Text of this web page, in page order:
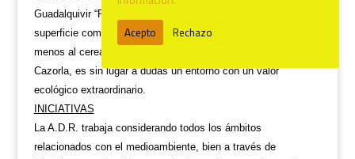
Guadalquivir “Puente de la Cerrada” y con una amplia
superficie comarcal dedicada al cultivo del olivar (cada vez
menos al cereal y otros cultivos), la Comarca de la Sierra de
Cazorla, es sin lugar a dudas un entorno con un valor
ecológico extraordinario.
INICIATIVAS
La A.D.R. trabaja considerando todos los ámbitos
relacionados con el medioambiente, bien a través de
Acepto Rechazo